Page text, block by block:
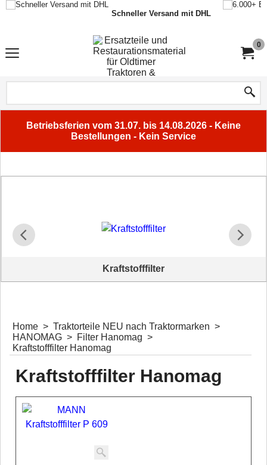
Schneller Versand mit DHL
0
Betriebsferien vom 31.07. bis 14.08.2026 - Keine
Bestellungen - Kein Service
Kraftstofffilter
Home > Traktorteile NEU nach Traktormarken >
HANOMAG > Filter Hanomag >
Kraftstofffilter Hanomag
Kraftstofffilter Hanomag